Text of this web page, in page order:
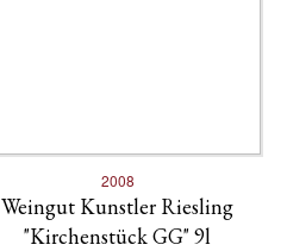
2008
Weingut Kunstler Riesling
"Kirchenstück GG" 9l